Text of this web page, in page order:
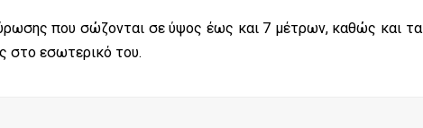
που σώζονται σε ύψος έως και 7 μέτρων, καθώς και τα
στο εσωτερικό του.